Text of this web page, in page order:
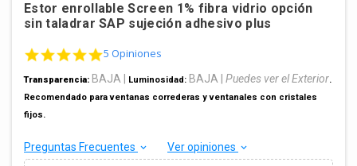
Estor enrollable Screen 1% fibra vidrio opción
sin taladrar SAP sujeción adhesivo plus
5.0 star rating
5 Opiniones
Transparencia: BAJA | Luminosidad: BAJA Puedes ver el Exterior.
Recomendado para ventanas correderas y ventanales con cristales
fijos.
Preguntas Frecuentes keyboard_arrow_down Ver opiniones keyboard_arrow_down